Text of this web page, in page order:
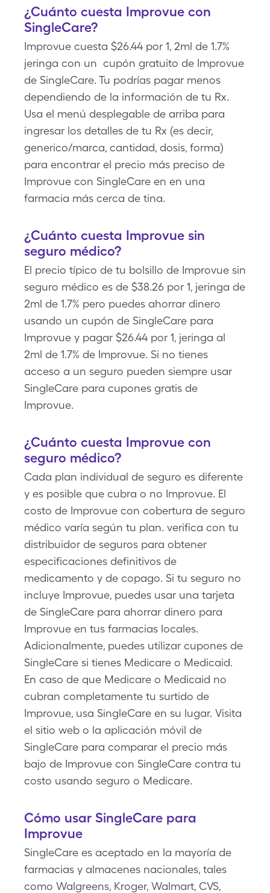
¿Cuánto cuesta Improvue con
SingleCare?
Improvue cuesta $26.44 por 1, 2ml de 1.7%
jeringa con un cupón gratuito de Improvue
de SingleCare. Tu podrías pagar menos
dependiendo de la información de tu Rx.
Usa el menú desplegable de arriba para
ingresar los detalles de tu Rx (es decir,
generico/marca, cantidad, dosis, forma)
para encontrar el precio más preciso de
Improvue con SingleCare en en una
farmacia más cerca de tina.
¿Cuánto cuesta Improvue sin
seguro médico?
El precio típico de tu bolsillo de Improvue sin
seguro médico es de $38.26 por 1, jeringa de
2ml de 1.7% pero puedes ahorrar dinero
usando un cupón de SingleCare para
Improvue y pagar $26.44 por 1, jeringa al
2ml de 1.7% de Improvue. Si no tienes
acceso a un seguro pueden siempre usar
SingleCare para cupones gratis de
Improvue.
¿Cuánto cuesta Improvue con
seguro médico?
Cada plan individual de seguro es diferente
y es posible que cubra o no Improvue. El
costo de Improvue con cobertura de seguro
médico varía según tu plan. verifica con tu
distribuidor de seguros para obtener
especificaciones definitivos de
medicamento y de copago. Si tu seguro no
incluye Improvue, puedes usar una tarjeta
de SingleCare para ahorrar dinero para
Improvue en tus farmacias locales.
Adicionalmente, puedes utilizar cupones de
SingleCare si tienes Medicare o Medicaid.
En caso de que Medicare o Medicaid no
cubran completamente tu surtido de
Improvue, usa SingleCare en su lugar. Visita
el sitio web o la aplicación móvil de
SingleCare para comparar el precio más
bajo de Improvue con SingleCare contra tu
costo usando seguro o Medicare.
Cómo usar SingleCare para
Improvue
SingleCare es aceptado en la mayoría de
farmacias y almacenes nacionales, tales
como Walgreens, Kroger, Walmart, CVS,